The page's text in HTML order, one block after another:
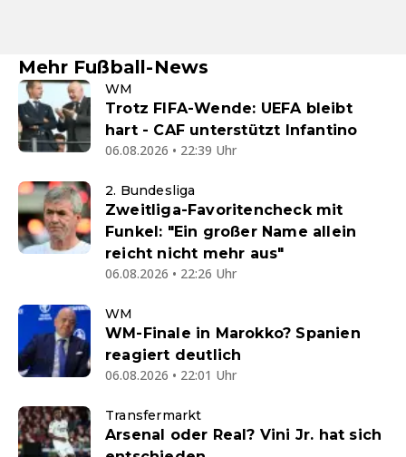
Mehr Fußball-News
WM
Trotz FIFA-Wende: UEFA bleibt
hart - CAF unterstützt Infantino
06.08.2026 • 22:39 Uhr
2. Bundesliga
Zweitliga-Favoritencheck mit
Funkel: "Ein großer Name allein
reicht nicht mehr aus"
06.08.2026 • 22:26 Uhr
WM
WM-Finale in Marokko? Spanien
reagiert deutlich
06.08.2026 • 22:01 Uhr
Transfermarkt
Arsenal oder Real? Vini Jr. hat sich